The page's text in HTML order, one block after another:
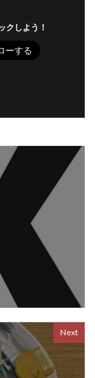
クしよう！
Next